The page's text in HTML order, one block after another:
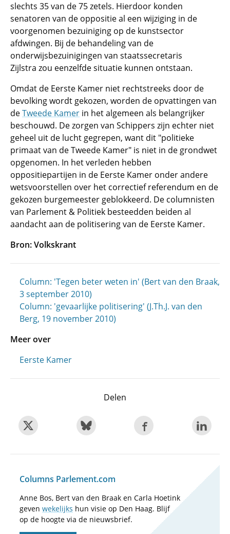
slechts 35 van de 75 zetels. Hierdoor konden
senatoren van de oppositie al een wijziging in de
voorgenomen bezuiniging op de kunstsector
afdwingen. Bij de behandeling van de
onderwijsbezuinigingen van staatssecretaris
Zijlstra zou eenzelfde situatie kunnen ontstaan.
Omdat de Eerste Kamer niet rechtstreeks door de
bevolking wordt gekozen, worden de opvattingen van
deTweede Kamer in het algemeen als belangrijker
beschouwd. De zorgen van Schippers zijn echter niet
geheel uit de lucht gegrepen, want dit "politieke
primaat van de Tweede Kamer" is niet in de grondwet
opgenomen. In het verleden hebben
oppositiepartijen in de Eerste Kamer onder andere
wetsvoorstellen over het correctief referendum en de
gekozen burgemeester geblokkeerd. De columnisten
van Parlement & Politiek besteedden beiden al
aandacht aan de politisering van de Eerste Kamer.
Bron: Volkskrant
Column: 'Tegen beter weten in' (Bert van den Braak,
3 september 2010)
Column: 'gevaarlijke politisering' (J.Th.J. van den
Berg, 19 november 2010)
Meer over
Eerste Kamer
Delen
Columns Parlement.com
Anne Bos, Bert van den Braak en Carla Hoetink
geven wekelijks hun visie op Den Haag. Blijf
op de hoogte via de nieuwsbrief.